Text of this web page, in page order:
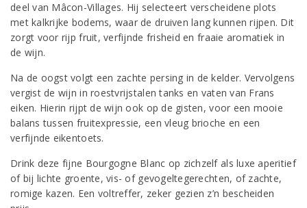
deel van Mâcon-Villages. Hij selecteert verscheidene plots
met kalkrijke bodems, waar de druiven lang kunnen rijpen. Dit
zorgt voor rijp fruit, verfijnde frisheid en fraaie aromatiek in
de wijn.
Na de oogst volgt een zachte persing in de kelder. Vervolgens
vergist de wijn in roestvrijstalen tanks en vaten van Frans
eiken. Hierin rijpt de wijn ook op de gisten, voor een mooie
balans tussen fruitexpressie, een vleug brioche en een
verfijnde eikentoets.
Drink deze fijne Bourgogne Blanc op zichzelf als luxe aperitief
of bij lichte groente, vis- of gevogeltegerechten, of zachte,
romige kazen. Een voltreffer, zeker gezien z’n bescheiden